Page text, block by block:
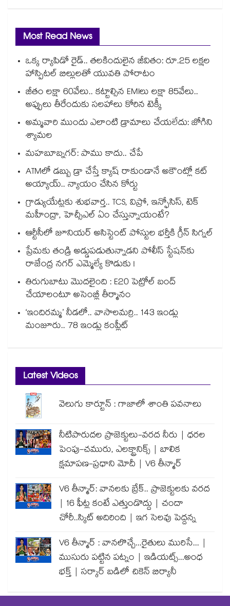
Most Read News
ఒక్క ర్యాపిడో రైడ్.. తలకిందులైన జీవితం: రూ.25 లక్షల
హాస్పిటల్ బిల్లులతో యువతి పోరాటం
జీతం లక్షా 60వేలు.. కట్టాల్సిన EMIలు లక్షా 85వేలు..
అప్పులు తీరేందుకు సలహాలు కోరిన టెక్కీ
అమ్మవారి ముందు ఎలాంటి డ్రామాలు చేయలేదు: జోగిని
శ్యామల
మహబూబ్నగర్: పాము కాదు.. చేపే
ATMలో డబ్బు డ్రా చేస్తే క్యాష్ రాకుండానే అకౌంట్లో కట్
అయ్యాయ్.. న్యాయం చేసిన కోర్టు
గ్రాడ్యుయేట్లకు శుభవార్త.. TCS, విప్రో, ఇన్ఫోసిస్, టెక్
మహీంద్రా, హెచ్సీఎల్ ఏం చేస్తున్నాయంటే?
ఆర్టీసీలో జూనియర్ అసిస్టెంట్‌‌ పోస్టుల భర్తీకి గ్రీన్‌‌ సిగ్నల్
ప్రేమకు తండ్రి అడ్డుపడుతున్నాడని పోలీస్ స్టేషన్⁪కు
రాజేంద్ర నగర్ ఎమ్మెల్యే కొడుకు !
తిరుగుబాటు మొదలైంది : E20 పెట్రోల్ బంద్
చేయాలంటూ అసెంబ్లీ తీర్మానం
‘ఇందిరమ్మ’ నీడలో.. వాసాలమర్రి.. 143 ఇండ్లు
మంజూరు.. 78 ఇండ్లు కంప్లీట్
Latest Videos
వెలుగు కార్టూన్ : గాజాలో శాంతి పవనాలు
నీటిపారుదల ప్రాజెక్టులు-వరద నీరు | ధరల
పెంపు-చమురు, ఎలక్ట్రానిక్స్ | బాలిక
క్షమాపణ-ప్రధాని మోదీ | V6 తీన్మార్
V6 తీన్మార్: వానలకు బ్రేక్.. ప్రాజెక్టులకు వరద
| 16 ఫీట్ల కంటే ఎత్తుండొద్దు | చందా
చోరీ..స్కిట్ అదిరింది | ఇగ సెలవు పెద్దన్న
V6 తీన్మార్ : వానలొచ్చే...రైతులు మురిసే... |
ముసురు పట్టిన పట్నం | ఇడియట్స్...అంధ
భక్త్ | సర్కార్ బడిలో చికెన్ బిర్యానీ